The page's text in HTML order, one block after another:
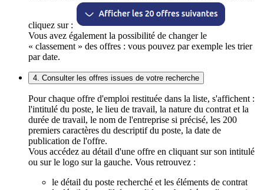
cliquez sur :
Vous avez également la possibilité de changer le
« classement » des offres : vous pouvez par exemple les trier
par date.
4. Consulter les offres issues de votre recherche
Pour chaque offre d'emploi restituée dans la liste, s'affichent :
l'intitulé du poste, le lieu de travail, la nature du contrat et la
durée de travail, le nom de l'entreprise si précisé, les 200
premiers caractères du descriptif du poste, la date de
publication de l'offre.
Vous accédez au détail d'une offre en cliquant sur son intitulé
ou sur le logo sur la gauche. Vous retrouvez :
le détail du poste recherché et les éléments de contrat